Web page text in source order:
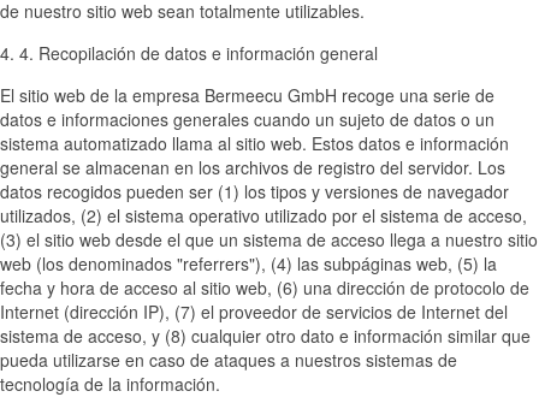
de nuestro sitio web sean totalmente utilizables.
4. 4. Recopilación de datos e información general
El sitio web de la empresa Bermeecu GmbH recoge una serie de
datos e informaciones generales cuando un sujeto de datos o un
sistema automatizado llama al sitio web. Estos datos e información
general se almacenan en los archivos de registro del servidor. Los
datos recogidos pueden ser (1) los tipos y versiones de navegador
utilizados, (2) el sistema operativo utilizado por el sistema de acceso,
(3) el sitio web desde el que un sistema de acceso llega a nuestro sitio
web (los denominados "referrers"), (4) las subpáginas web, (5) la
fecha y hora de acceso al sitio web, (6) una dirección de protocolo de
Internet (dirección IP), (7) el proveedor de servicios de Internet del
sistema de acceso, y (8) cualquier otro dato e información similar que
pueda utilizarse en caso de ataques a nuestros sistemas de
tecnología de la información.